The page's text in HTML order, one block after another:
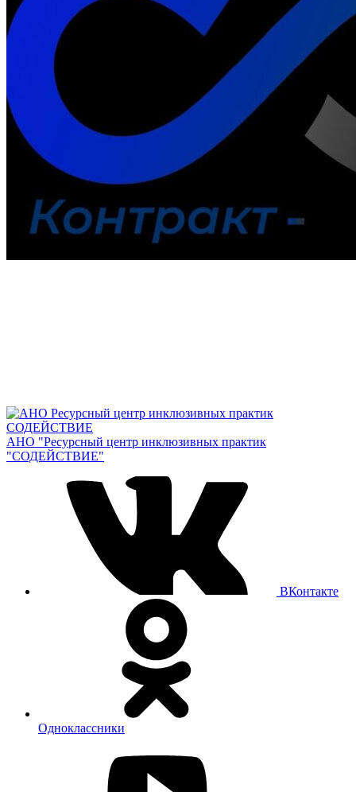
АНО "Ресурсный центр инклюзивных практик
"СОДЕЙСТВИЕ"
ВКонтакте
Одноклассники